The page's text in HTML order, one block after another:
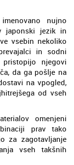
nujno
japonski jezik in
vsebin nekoliko
in sodni
njegovi
da ga pošlje na
na vpogled,
od vseh
omenjeni
prav tako
za zagotavljanje
vseh takšnih